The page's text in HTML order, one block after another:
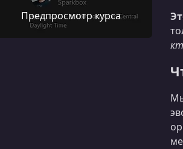
Предпросмотр курса